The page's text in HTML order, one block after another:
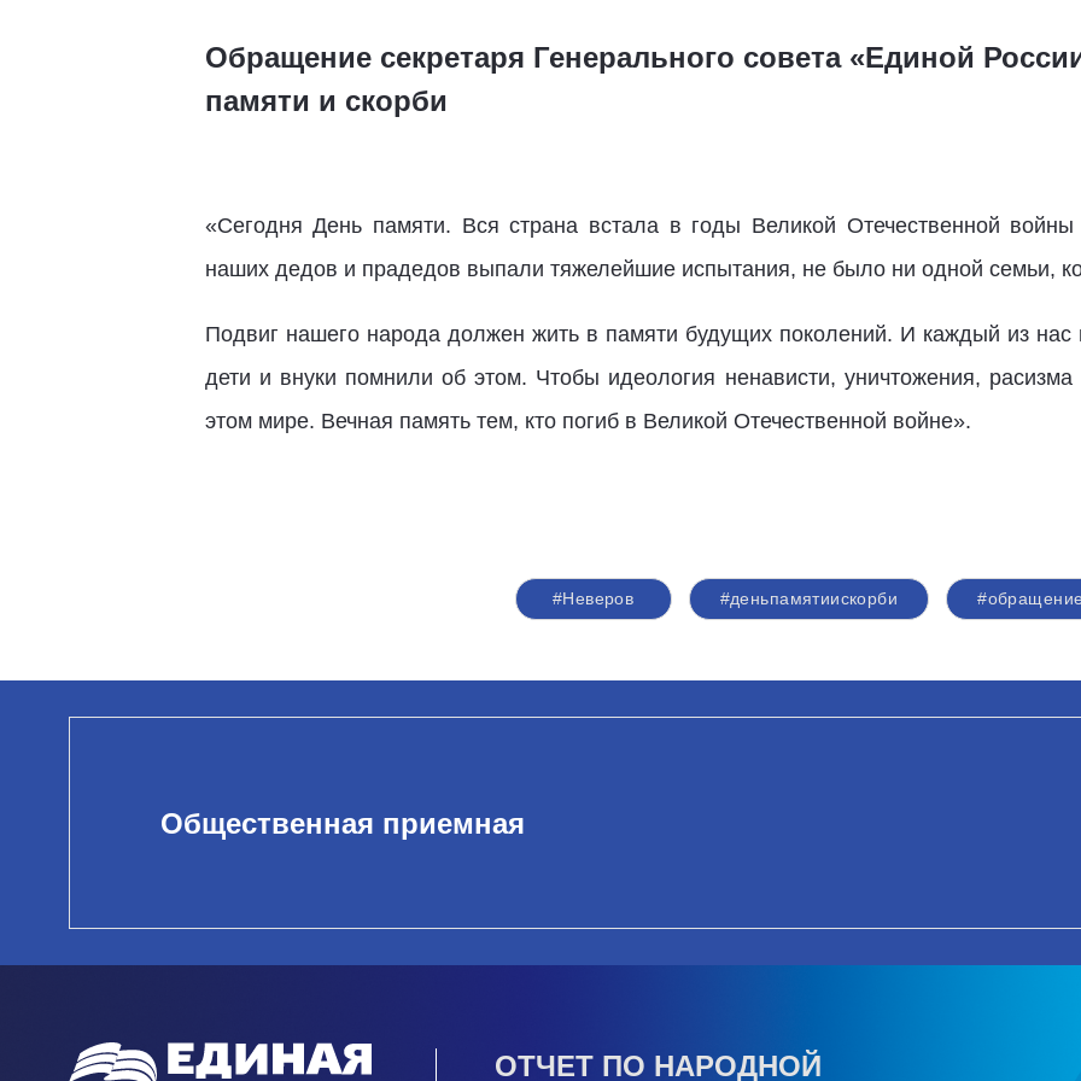
Обращение секретаря Генерального совета «Единой
памяти и скорби
«Сегодня День памяти. Вся страна встала в годы Великой Отечественной
наших дедов и прадедов выпали тяжелейшие испытания, не было ни одной семьи,
Подвиг нашего народа должен жить в памяти будущих поколений. И каждый из нас
дети и внуки помнили об этом. Чтобы идеология ненависти, уничтожения,
этом мире. Вечная память тем, кто погиб в Великой Отечественной войне».
#Неверов #деньпамятиискорби
Общественная приемная
ОТЧЕТ ПО НАРОДНОЙ